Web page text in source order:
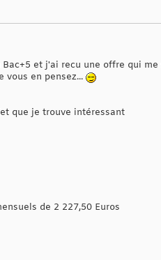
et j'ai recu une offre qui
vous en pensez...
que je trouve intéressant
de 2 227,50 Euros